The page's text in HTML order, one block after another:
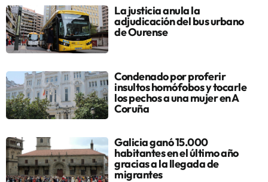
La justicia anula la
adjudicación del bus urbano
de Ourense
Condenado por proferir
insultos homófobos y tocarle
los pechos a una mujer en A
Coruña
Galicia ganó 15.000
habitantes en el último año
gracias a la llegada de
migrantes